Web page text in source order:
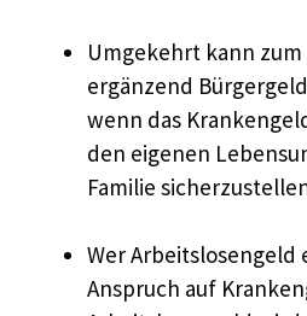
Umgekehrt kann
ergänzend
wenn das
den eigenen
Familie
Wer
Anspruch auf